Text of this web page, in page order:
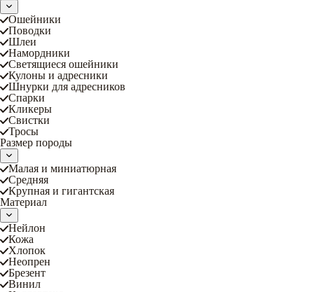
Ошейники
Поводки
Шлеи
Намордники
Светящиеся ошейники
Кулоны и адресники
Шнурки для адресников
Спарки
Кликеры
Свистки
Тросы
Размер породы
Малая и миниатюрная
Средняя
Крупная и гигантская
Материал
Нейлон
Кожа
Хлопок
Неопрен
Брезент
Винил